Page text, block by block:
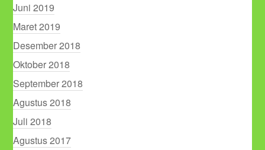
Juni 2019
Maret 2019
Desember 2018
Oktober 2018
September 2018
Agustus 2018
Juli 2018
Agustus 2017